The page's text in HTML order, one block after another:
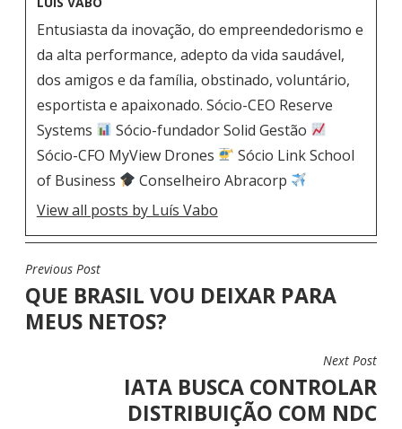
Entusiasta da inovação, do empreendedorismo e
da alta performance, adepto da vida saudável,
dos amigos e da família, obstinado, voluntário,
esportista e apaixonado. Sócio-CEO Reserve
Systems
Sócio-fundador Solid Gestão
Sócio-CFO MyView Drones
Sócio Link School
of Business
Conselheiro Abracorp
View all posts by Luís Vabo
N
A
V
Previous Post
QUE BRASIL VOU DEIXAR PARA
MEUS NETOS?
Next Post
IATA BUSCA CONTROLAR
DISTRIBUIÇÃO COM NDC